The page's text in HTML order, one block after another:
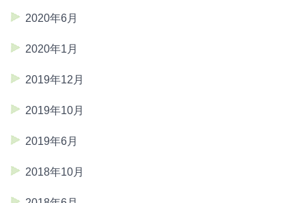
2020年6月
2020年1月
2019年12月
2019年10月
2019年6月
2018年10月